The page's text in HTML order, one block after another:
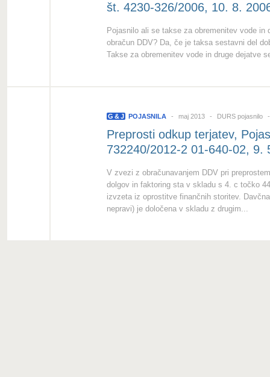
št. 4230-326/2006, 10. 8.
Pojasnilo ali se takse za obremenitev vode
obračun DDV? Da, če je taksa sestavni del
Takse za obremenitev vode in druge dejatve
G &J POJASNILA maj 2013 DURS pojasnilo
Preprosti odkup terjatev,
732240/2012-2 01-640-02, 9.
V zvezi z obračunavanjem DDV pri
dolgov in faktoring sta v skladu s 4. c točko
izvzeta iz oprostitve finančnih storitev.
nepravi) je določena v skladu z drugim...